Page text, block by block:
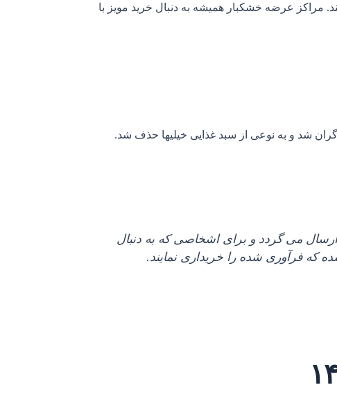
مراکز عرضه خشکبار همیشه به دنبال خرید مویز با
شد و به نوعی از سبد غذایی خیلیها حذف شد.
ارسال می گردد و برای اشخاصی که به دنبال
که فرآوری شده را خریداری نمایند.